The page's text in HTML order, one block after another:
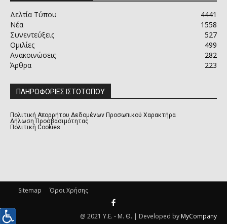
Δελτία Τύπου
4441
Νέα
1558
Συνεντεύξεις
527
Ομιλίες
499
Ανακοινώσεις
282
Άρθρα
223
ΠΛΗΡΟΦΟΡΙΕΣ ΙΣΤΟΤΟΠΟΥ
Πολιτική Απορρήτου Δεδομένων Προσωπικού Χαρακτήρα
Δήλωση Προσβασιμότητας
Πολιτική Cookies
Sitemap Όροι Χρήσης
@ 2021 Υ.Ε. - Μ. Θ. | Developed by MyCompany